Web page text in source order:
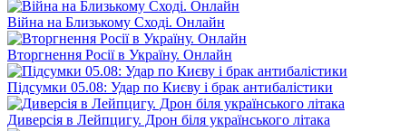
Війна на Близькому Сході. Онлайн
Вторгнення Росії в Україну. Онлайн
Підсумки 05.08: Удар по Києву і брак антибалістики
Диверсія в Лейпцигу. Дрон біля українського літака